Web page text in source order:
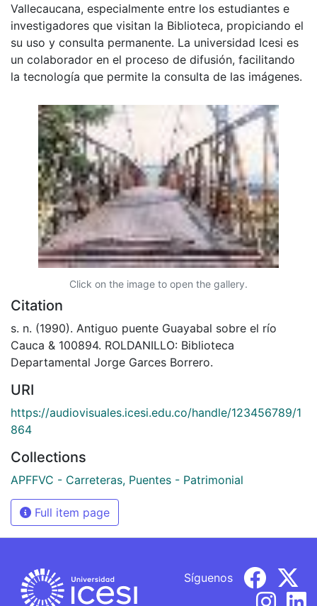
Vallecaucana, especialmente entre los estudiantes e
investigadores que visitan la Biblioteca, propiciando el
su uso y consulta permanente. La universidad Icesi es
un colaborador en el proceso de difusión, facilitando
la tecnología que permite la consulta de las imágenes.
Click on the image to open the gallery.
Citation
s. n. (1990). Antiguo puente Guayabal sobre el río
Cauca & 100894. ROLDANILLO: Biblioteca
Departamental Jorge Garces Borrero.
URI
https://audiovisuales.icesi.edu.co/handle/123456789/1
864
Collections
APFFVC - Carreteras, Puentes - Patrimonial
Full item page
Síguenos